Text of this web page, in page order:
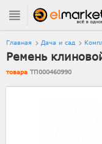
Главная Дача и сад
Ремень
товара ТП000460990